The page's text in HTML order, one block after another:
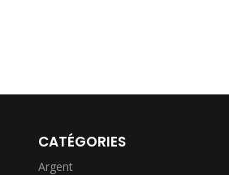
CATÉGORIES
Argent